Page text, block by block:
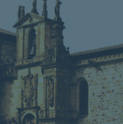
15
16